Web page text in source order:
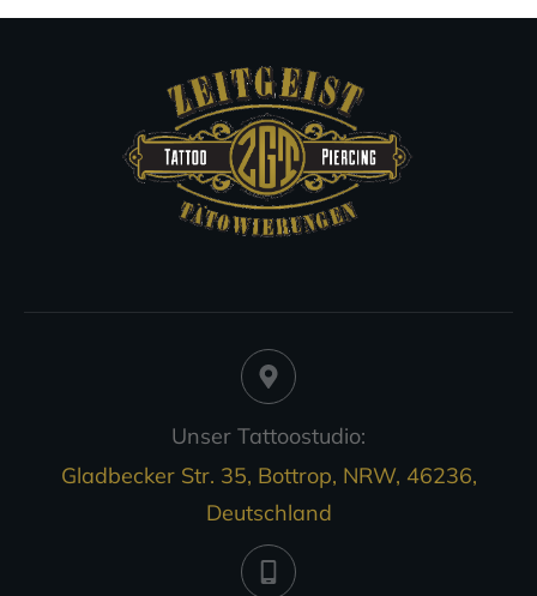
Unser Tattoostudio:
Gladbecker Str. 35, Bottrop, NRW, 46236,
Deutschland